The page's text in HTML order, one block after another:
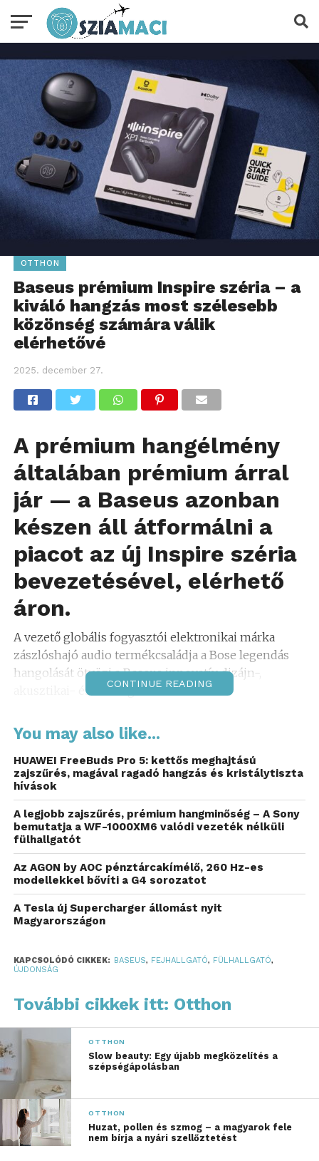
OTTHON
Baseus prémium Inspire széria – a
kiváló hangzás most szélesebb
közönség számára válik
elérhetővé
2025. december 27.
A prémium hangélmény
általában prémium árral
jár — a Baseus azonban
készen áll átformálni a
piacot az új Inspire széria
bevezetésével, elérhető
áron.
A vezető globális fogyasztói elektronikai márka
zászlóshajó audio termékcsaládja a Bose legendás
hangolását ötvözi a Baseus innovatív dizájn-,
akusztikai- és AI-megoldásaival.
kapható decembertől: az XH1 zajszűrős fejhallgató,
az XC1 open-ear fülhallgató és az XP1 zajszűrős
fülhallgató, amelyek kedvező árazásával a minőségi
hangélmény szélesebb közönség számára is
elérhetővé válik.
„Mindenkit megillet az a
fajta inspiráció, amit a
zene adhat”
hangélmény
hozzáférhetőbb lenne,
alkalmazkodva az eltérő
életstílusokhoz. Éppen
ezért az Inspire szériát
Sound by Bose
technológiával kínáljuk,
CONTINUE READING
You may also like...
HUAWEI FreeBuds Pro 5: kettős meghajtású
zajszűrés, magával ragadó hangzás és kristálytiszta
hívások
A legjobb zajszűrés, prémium hangminőség – A Sony
bemutatja a WF-1000XM6 valódi vezeték nélküli
fülhallgatót
Az AGON by AOC pénztárcakímélő, 260 Hz-es
modellekkel bővíti a G4 sorozatot
A Tesla új Supercharger állomást nyit
Magyarországon
KAPCSOLÓDÓ CIKKEK: BASEUS, FEJHALLGATÓ, FÜLHALLGATÓ,
ÚJDONSÁG
További cikkek itt: Otthon
OTTHON
Slow beauty: Egy újabb megközelítés a
szépségápolásban
OTTHON
Huzat, pollen és szmog – a magyarok fele
nem bírja a nyári szellőztetést